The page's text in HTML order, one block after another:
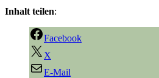
Inhalt teilen:
Facebook
X
E-Mail